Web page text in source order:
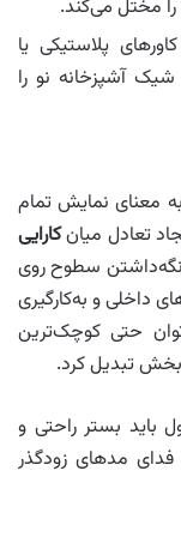
مختل می‌کند.
پلاستیکی یا
آشپزخانه نو را
عروس در سال ۲۰۲۶ دیگر به معنای نمایش تمام
تعادل میانکارایی
سطوح روی
داخلی و به‌کارگیری
حتی کوچک‌ترین
تبدیل کرد.
باید بستر راحتی و
فدای مدهای زودگذر